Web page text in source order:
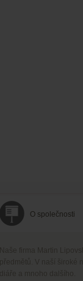
O společnosti